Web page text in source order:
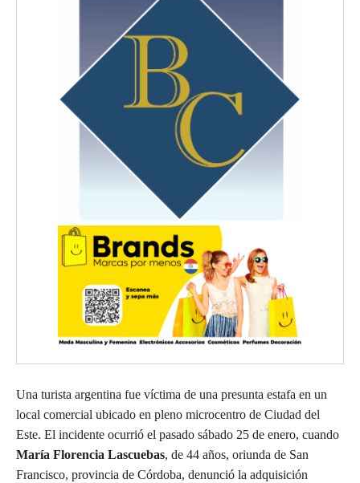
Una turista argentina fue víctima de una presunta estafa en un
local comercial ubicado en pleno microcentro de Ciudad del
Este. El incidente ocurrió el pasado sábado 25 de enero, cuando
María Florencia Lascuebas, de 44 años, oriunda de San
Francisco, provincia de Córdoba, denunció la adquisición